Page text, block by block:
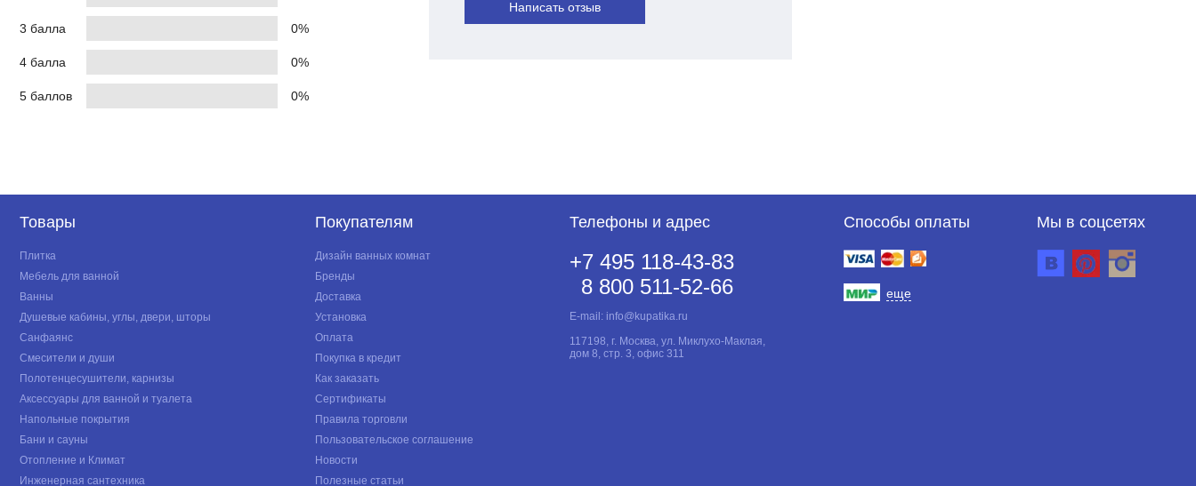
3 балла 0%
4 балла 0%
5 баллов 0%
Написать отзыв
Товары
Плитка
Мебель для ванной
Ванны
Душевые кабины, углы, двери, шторы
Санфаянс
Смесители и души
Полотенцесушители, карнизы
Аксессуары для ванной и туалета
Напольные покрытия
Бани и сауны
Отопление и Климат
Инженерная сантехника
Покупателям
Дизайн ванных комнат
Бренды
Доставка
Установка
Оплата
Покупка в кредит
Как заказать
Сертификаты
Правила торговли
Пользовательское соглашение
Новости
Полезные статьи
Телефоны и адрес
+7 495 118-43-83
8 800 511-52-66
E-mail: info@kupatika.ru
117198, г. Москва, ул. Миклухо-Маклая,
дом 8, стр. 3, офис 311
Способы оплаты
еще
Мы в соцсетях